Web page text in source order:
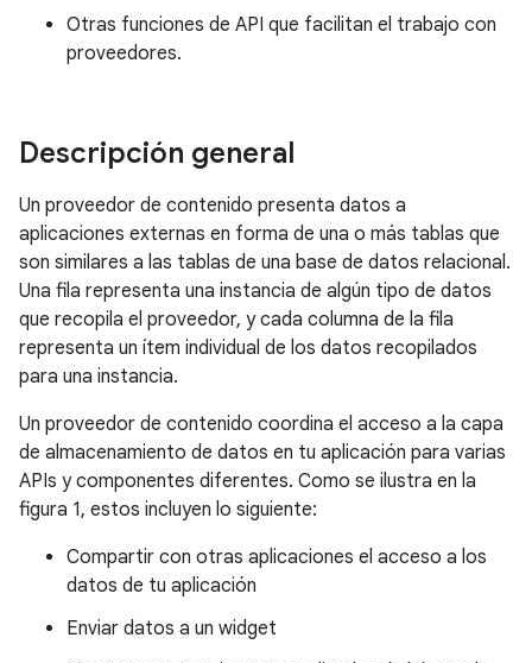
Otras funciones de API que facilitan el trabajo con
proveedores.
Descripción general
Un proveedor de contenido presenta datos a
aplicaciones externas en forma de una o más tablas que
son similares a las tablas de una base de datos relacional.
Una fila representa una instancia de algún tipo de datos
que recopila el proveedor, y cada columna de la fila
representa un ítem individual de los datos recopilados
para una instancia.
Un proveedor de contenido coordina el acceso a la capa
de almacenamiento de datos en tu aplicación para varias
APIs y componentes diferentes. Como se ilustra en la
figura 1, estos incluyen lo siguiente:
Compartir con otras aplicaciones el acceso a los
datos de tu aplicación
Enviar datos a un widget